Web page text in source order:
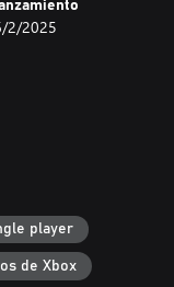
auténtica,
original. ¡La
por G.rev,
llegado a varias
la consola. Esta
ya que contiene
por
2/2025
player
de Xbox